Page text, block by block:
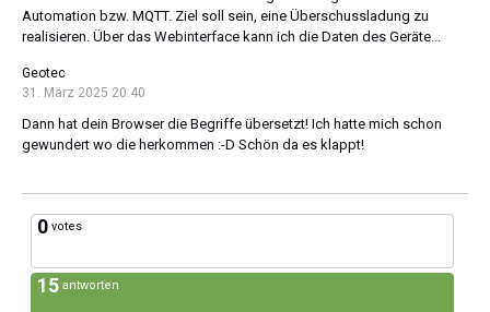
Automation bzw. MQTT. Ziel soll sein, eine Überschussladung zu
realisieren. Über das Webinterface kann ich die Daten des Geräte...
Geotec
31. März 2025 20:40
Dann hat dein Browser die Begriffe übersetzt! Ich hatte mich schon
gewundert wo die herkommen :-D Schön da es klappt!
0 votes
15 antworten